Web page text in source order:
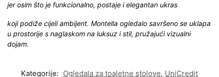
jer osim što je funkcionalno, postaje i elegantan ukras
koji podiže cijeli ambijent. Montella ogledalo savršeno se uklapa
u prostorije s naglaskom na luksuz i stil, pružajući vizualni
dojam.
Kategorije: Ogledala za toaletne stolove, UniCredit